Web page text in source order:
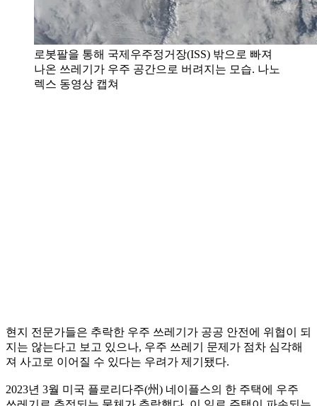
로봇팔을 통해 국제우주정거장(ISS) 밖으로 빠져
나온 쓰레기가 우주 공간으로 버려지는 모습. 나노
렉스 동영상 캡쳐
현지 전문가들은 추락한 우주 쓰레기가 공공 안전에 위협이 되
지는 않는다고 보고 있으나, 우주 쓰레기 문제가 점차 심각해
져 사고로 이어질 수 있다는 우려가 제기됐다.
2023년 3월 미국 플로리다주(州) 네이플스의 한 주택에 우주